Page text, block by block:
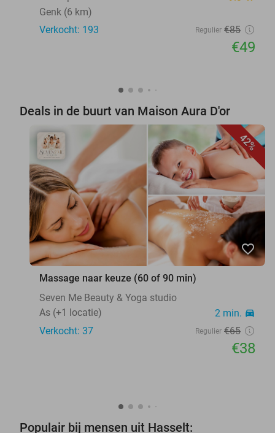
Genk (6 km)
Verkocht: 193
Regulier €85
€49
Deals in de buurt van Maison Aura D'or
42%
favorite_border
Massage naar keuze (60 of 90 min)
Seven Me Beauty & Yoga studio
As (+1 locatie)
2 min. directions_car
Verkocht: 37 Regulier €65
€38
Populair bij mensen uit Hasselt: